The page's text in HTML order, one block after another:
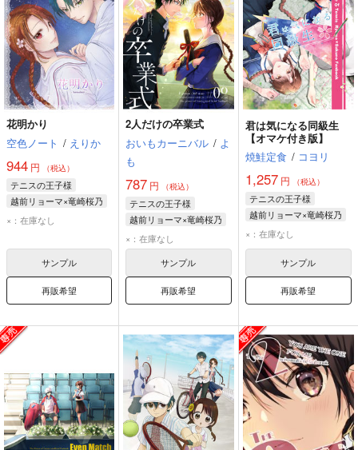
花明かり
空色ノート / えりか
944 円 （税込）
テニスの王子様
越前リョーマ×竜崎桜乃
越前リョーマ
×：在庫なし
サンプル
再販希望
2人だけの卒業式
おいもカーニバル / よ
も
787 円 （税込）
テニスの王子様
越前リョーマ×竜崎桜乃
越前リョーマ
竜崎桜乃
×：在庫なし
サンプル
再販希望
君は気になる同級生
【オマケ付き版】
焼鮭定食 / コヨリ
1,257円 （税込）
テニスの王子様
越前リョーマ×竜崎桜乃
越前リョーマ
竜崎桜乃
×：在庫なし
サンプル
再販希望